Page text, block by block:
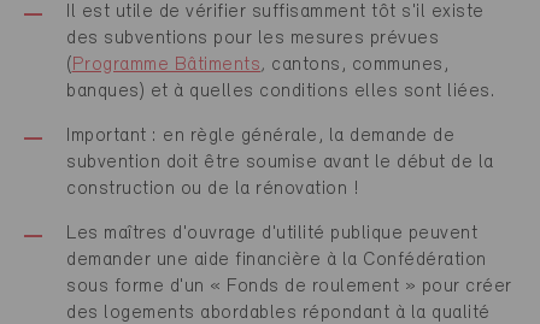
Il est utile de vérifier suffisamment tôt s'il existe
des subventions pour les mesures prévues
( Programme Bâtiments, cantons, communes,
banques) et à quelles conditions elles sont liées.
Important : en règle générale, la demande de
subvention doit être soumise avant le début de la
construction ou de la rénovation !
Les maîtres d'ouvrage d'utilité publique peuvent
demander une aide financière à la Confédération
sous forme d'un « Fonds de roulement » pour créer
des logements abordables répondant à la qualité